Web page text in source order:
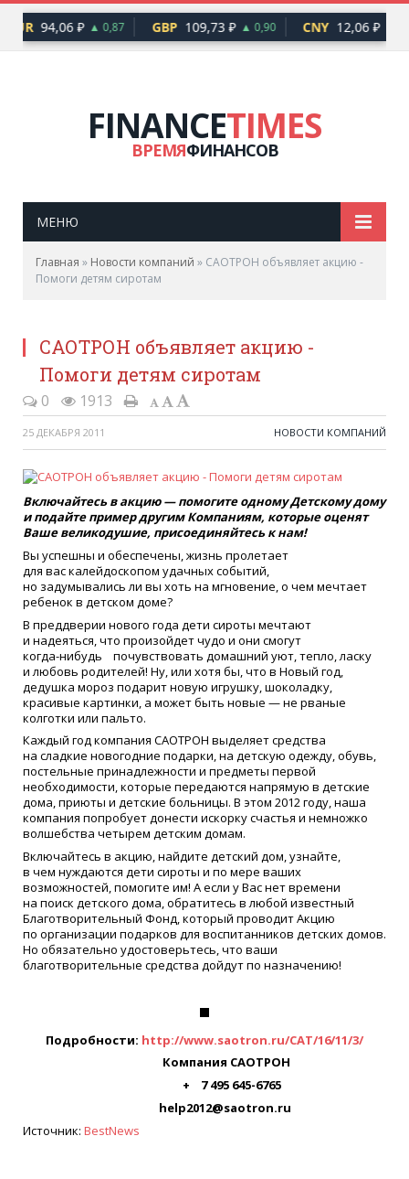
EUR 94,06 ₽ ▲ 0,87 GBP 109,73 ₽ ▲ 0,90 CNY 12,06 ₽ ▲
FINANCETIMES
ВРЕМЯФИНАНСОВ
МЕНЮ
Главная » Новости компаний » САОТРОН объявляет акцию -
Помоги детям сиротам
САОТРОН объявляет акцию -
Помоги детям сиротам
0 1913
25 ДЕКАБРЯ 2011 НОВОСТИ КОМПАНИЙ
Включайтесь в акцию — помогите одному Детскому дому
и подайте пример другим Компаниям, которые оценят
Ваше великодушие, присоединяйтесь к нам!
Вы успешны и обеспечены, жизнь пролетает
для вас калейдоскопом удачных событий,
но задумывались ли вы хоть на мгновение, о чем мечтает
ребенок в детском доме?
В преддверии нового года дети сироты мечтают
и надеяться, что произойдет чудо и они смогут
когда-нибудь почувствовать домашний уют, тепло, ласку
и любовь родителей! Ну, или хотя бы, что в Новый год,
дедушка мороз подарит новую игрушку, шоколадку,
красивые картинки, а может быть новые — не рваные
колготки или пальто.
Каждый год компания САОТРОН выделяет средства
на сладкие новогодние подарки, на детскую одежду, обувь,
постельные принадлежности и предметы первой
необходимости, которые передаются напрямую в детские
дома, приюты и детские больницы. В этом 2012 году, наша
компания попробует донести искорку счастья и немножко
волшебства четырем детским домам.
Включайтесь в акцию, найдите детский дом, узнайте,
в чем нуждаются дети сироты и по мере ваших
возможностей, помогите им! А если у Вас нет времени
на поиск детского дома, обратитесь в любой известный
Благотворительный Фонд, который проводит Акцию
по организации подарков для воспитанников детских домов.
Но обязательно удостоверьтесь, что ваши
благотворительные средства дойдут по назначению!
Подробности: http://www.saotron.ru/CAT/16/11/3/
Компания САОТРОН
+ 7 495 645-6765
help2012@saotron.ru
Источник: BestNews